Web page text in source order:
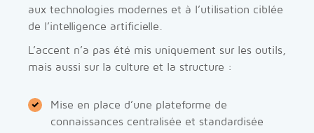
aux technologies modernes et à l’utilisation ciblée
de l’intelligence artificielle.
L’accent n’a pas été mis uniquement sur les outils,
mais aussi sur la culture et la structure :
Mise en place d’une plateforme de
connaissances centralisée et standardisée